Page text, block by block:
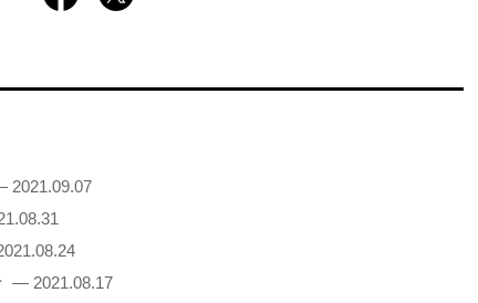
2021.09.07
— 2021.08.17